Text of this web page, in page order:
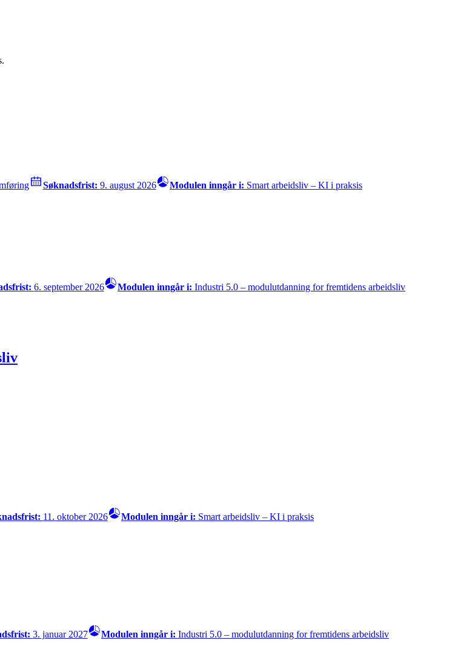
Søknadsfrist: 9. august 2026 Modulen inngår i: Smart arbeidsliv – KI i praksis
6. september 2026 Modulen inngår i: Industri 5.0 – modulutdanning for fremtidens arbeidsliv
11. oktober 2026 Modulen inngår i: Smart arbeidsliv – KI i praksis
3. januar 2027 Modulen inngår i: Industri 5.0 – modulutdanning for fremtidens arbeidsliv